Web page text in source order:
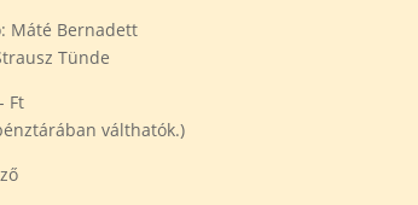
Máté Bernadett
Tünde
Ft
válthatók.)